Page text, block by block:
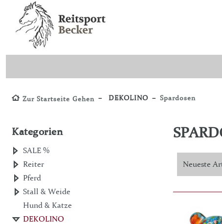
Zur Startseite Gehen DEKOLINO Spardosen
Kategorien
SALE %
Reiter
Pferd
Stall & Weide
Hund & Katze
DEKOLINO